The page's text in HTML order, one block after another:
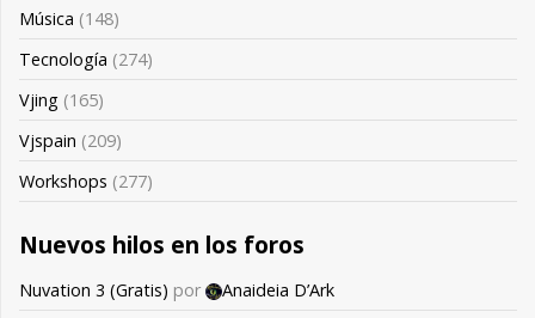
Música (148)
Tecnología (274)
Vjing (165)
Vjspain (209)
Workshops (277)
Nuevos hilos en los foros
Nuvation 3 (Gratis) por
Anaideia D’Ark